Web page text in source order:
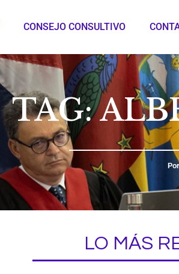
CONSEJO CONSULTIVO
TAG:
LO MÁS